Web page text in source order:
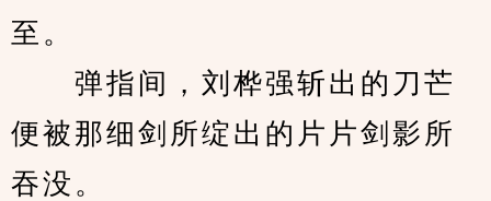
至。
弹指间，刘桦强斩出的刀芒
便被那细剑所绽出的片片剑影所
吞没。